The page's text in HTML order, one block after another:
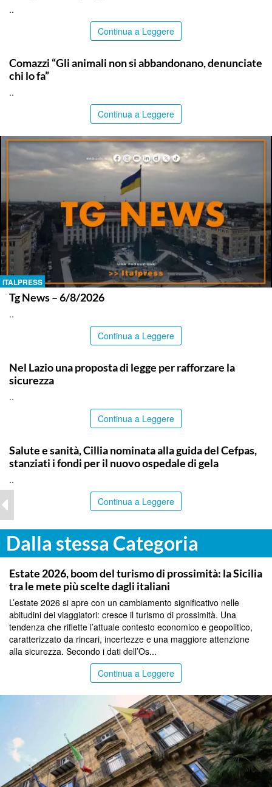
..
Continua a Leggere
Comazzi “Gli animali non si abbandonano, denunciate
chi lo fa”
..
Continua a Leggere
ITALPRESS
Tg News – 6/8/2026
..
Continua a Leggere
Nel Lazio una proposta di legge per rafforzare la
sicurezza
..
Continua a Leggere
Salute e sanità, Cillia nominata alla guida del Cefpas,
stanziati i fondi per il nuovo ospedale di gela
..
Continua a Leggere
Dalla stessa Categoria
PALERMO
Estate 2026, boom del turismo di prossimità: la Sicilia
tra le mete più scelte dagli italiani
L’estate 2026 si apre con un cambiamento significativo nelle
abitudini dei viaggiatori: cresce il turismo di prossimità. Una
tendenza che riflette l’attuale contesto economico e geopolitico,
caratterizzato da rincari, incertezze e una maggiore attenzione
alla sicurezza. Secondo i dati dell’Os...
Continua a Leggere